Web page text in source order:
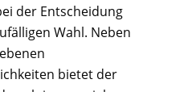
der Entscheidung
Wahl. Neben
bietet der